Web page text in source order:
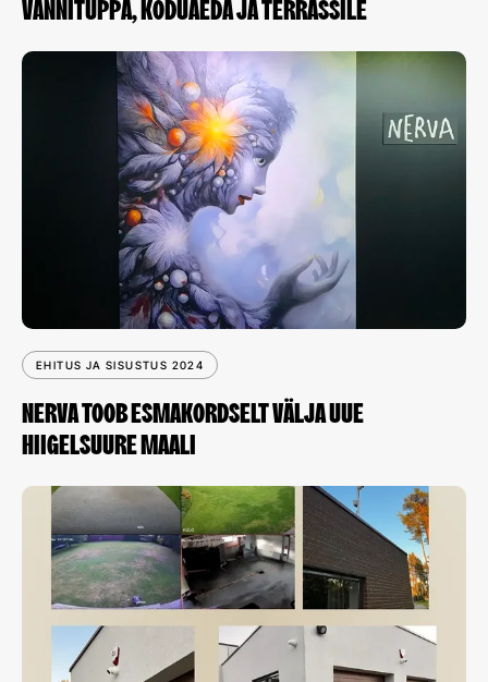
VANNITUPPA, KODUAEDA JA TERRASSILE
EHITUS JA SISUSTUS 2024
NERVA TOOB ESMAKORDSELT VÄLJA UUE
HIIGELSUURE MAALI